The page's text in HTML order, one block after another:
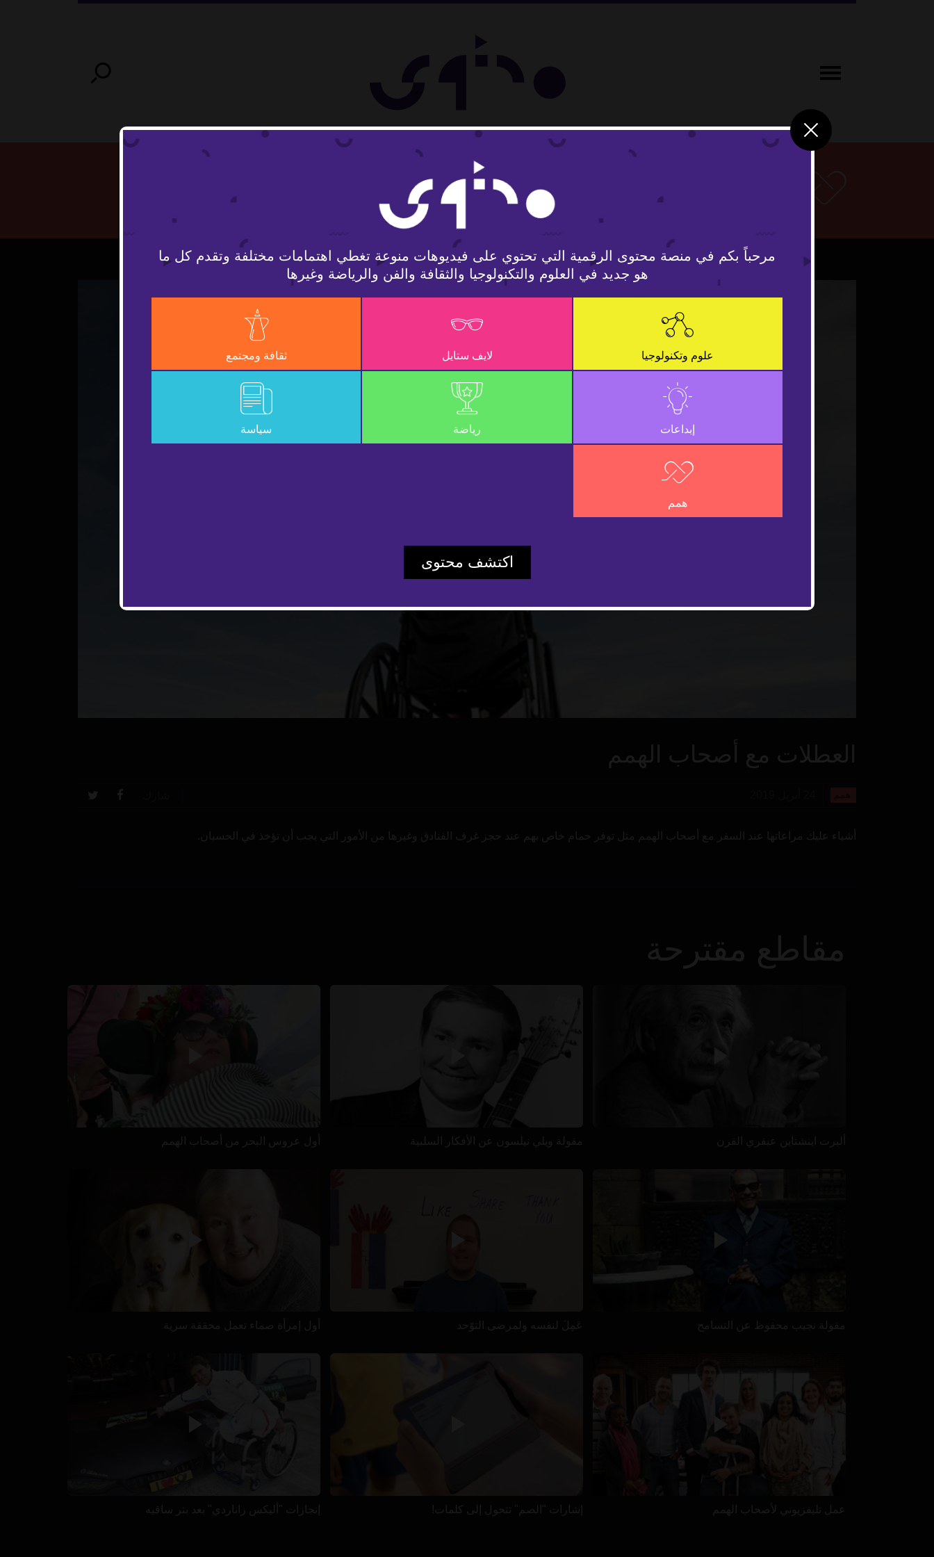
Play
Video
العطلات مع أصحاب الهمم
همم
أشياء عليك مراعاتها عند السفر مع أصحاب الهمم مثل توفر حمام خاص بهم عند حجز غرف الفنادق وغيرها من الأمور التي يجب أن تؤخذ في الحسبان.
مقاطع مقترحة
ألبرت اينشتاين عبقري القرن مقولة ويلي نيلسون عن الأفكار السلبية أول عروس البحر من أصحاب الهمم
مقولة نجيب محفوظ عن التسامح عَمِلَ لنفسه ولمرضى التوّحد أول إمرأة صماء تعمل محققة سرية
عمل تليفزيوني لأصحاب الهمم إشارات "الصم" تتحول إلى كلمات! إنجازات "أليكس زاناردي" بعد بتر ساقيه
مرحباً بكم في منصة محتوى الرقمية التي تحتوي على فيديوهات منوعة تغطي اهتمامات مختلفة وتقدم كل ما
هو جديد في العلوم والتكنولوجيا والثقافة والفن والرياضة وغيرها
علوم وتكنولوجيا لايف ستايل ثقافة ومجتمع
إبداعات رياضة سياسة
همم
اكتشف محتوى